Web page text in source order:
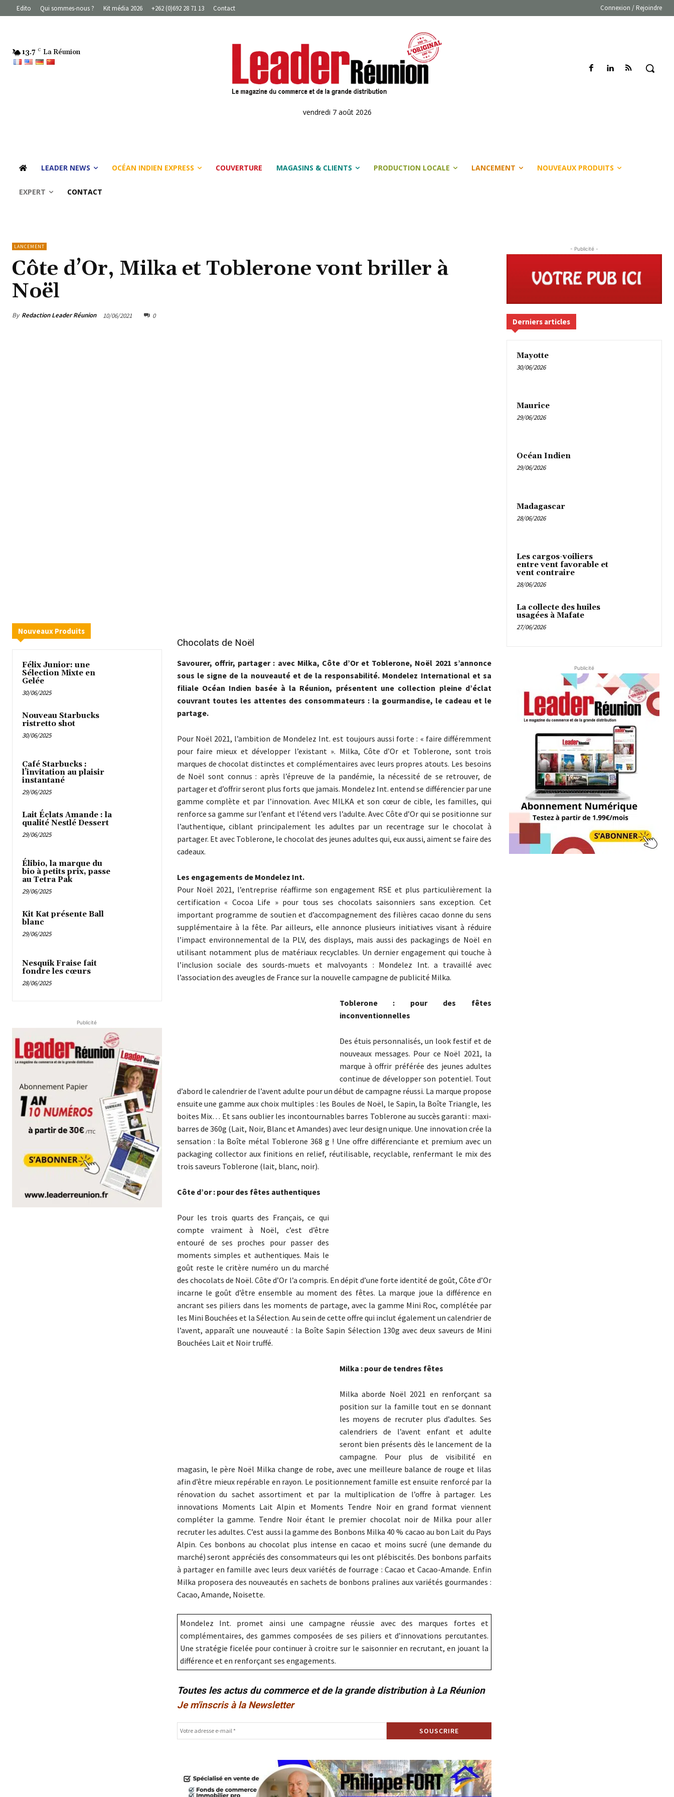
Edito Qui sommes-nous ? Kit média 2026 +262 (0)692 28 71 13 Contact Connexion / Rejoindre
13.7 C La Réunion
vendredi 7 août 2026
LEADER NEWS OCÉAN INDIEN EXPRESS COUVERTURE MAGASINS & CLIENTS PRODUCTION LOCALE LANCEMENT NOUVEAUX PRODUITS
EXPERT CONTACT
LANCEMENT
Côte d’Or, Milka et Toblerone vont briller à
Noël
By Redaction Leader Réunion 10/06/2021 0
Nouveaux Produits
Félix Junior: une
Sélection Mixte en
Gelée
30/06/2025
Nouveau Starbucks
ristretto shot
30/06/2025
Café Starbucks :
l’invitation au plaisir
instantané
29/06/2025
Lait Éclats Amande : la
qualité Nestlé Dessert
29/06/2025
Élibio, la marque du
bio à petits prix, passe
au Tetra Pak
29/06/2025
Kit Kat présente Ball
blanc
29/06/2025
Nesquik Fraise fait
fondre les cœurs
28/06/2025
Publicité
Chocolats de Noël
Savourer, offrir, partager : avec Milka, Côte d’Or et Toblerone, Noël 2021 s’annonce
sous le signe de la nouveauté et de la responsabilité. Mondelez International et sa
filiale Océan Indien basée à la Réunion, présentent une collection pleine d’éclat
couvrant toutes les attentes des consommateurs : la gourmandise, le cadeau et le
partage.
Pour Noël 2021, l’ambition de Mondelez Int. est toujours aussi forte : « faire différemment
pour faire mieux et développer l’existant ». Milka, Côte d’Or et Toblerone, sont trois
marques de chocolat distinctes et complémentaires avec leurs propres atouts. Les besoins
de Noël sont connus : après l’épreuve de la pandémie, la nécessité de se retrouver, de
partager et d’offrir seront plus forts que jamais. Mondelez Int. entend se différencier par une
gamme complète et par l’innovation. Avec MILKA et son cœur de cible, les familles, qui
renforce sa gamme sur l’enfant et l’étend vers l’adulte. Avec Côte d’Or qui se positionne sur
l’authentique, ciblant principalement les adultes par un recentrage sur le chocolat à
partager. Et avec Toblerone, le chocolat des jeunes adultes qui, eux aussi, aiment se faire des
cadeaux.
Les engagements de Mondelez Int.
Pour Noël 2021, l’entreprise réaffirme son engagement RSE et plus particulièrement la
certification « Cocoa Life » pour tous ses chocolats saisonniers sans exception. Cet
important programme de soutien et d’accompagnement des filières cacao donne du sens
supplémentaire à la fête. Par ailleurs, elle annonce plusieurs initiatives visant à réduire
l’impact environnemental de la PLV, des displays, mais aussi des packagings de Noël en
utilisant notamment plus de matériaux recyclables. Un dernier engagement qui touche à
l’inclusion sociale des sourds-muets et malvoyants : Mondelez Int. a travaillé avec
l’association des aveugles de France sur la nouvelle campagne de publicité Milka.
Toblerone : pour des fêtes
inconventionnelles
Des étuis personnalisés, un look festif et de
nouveaux messages. Pour ce Noël 2021, la
marque à offrir préférée des jeunes adultes
continue de développer son potentiel. Tout
d’abord le calendrier de l’avent adulte pour un début de campagne réussi. La marque propose
ensuite une gamme aux choix multiples : les Boules de Noël, le Sapin, la Boîte Triangle, les
boites Mix… Et sans oublier les incontournables barres Toblerone au succès garanti : maxi-
barres de 360g (Lait, Noir, Blanc et Amandes) avec leur design unique. Une innovation crée la
sensation : la Boîte métal Toblerone 368 g ! Une offre différenciante et premium avec un
packaging collector aux finitions en relief, réutilisable, recyclable, renfermant le mix des
trois saveurs Toblerone (lait, blanc, noir).
Côte d’or : pour des fêtes authentiques
Pour les trois quarts des Français, ce qui
compte vraiment à Noël, c’est d’être
entouré de ses proches pour passer des
moments simples et authentiques. Mais le
goût reste le critère numéro un du marché
des chocolats de Noël. Côte d’Or l’a compris. En dépit d’une forte identité de goût, Côte d’Or
incarne le goût d’être ensemble au moment des fêtes. La marque joue la différence en
ancrant ses piliers dans les moments de partage, avec la gamme Mini Roc, complétée par
les Mini Bouchées et la Sélection. Au sein de cette offre qui inclut également un calendrier de
l’avent, apparaît une nouveauté : la Boîte Sapin Sélection 130g avec deux saveurs de Mini
Bouchées Lait et Noir truffé.
Milka : pour de tendres fêtes
Milka aborde Noël 2021 en renforçant sa
position sur la famille tout en se donnant
les moyens de recruter plus d’adultes. Ses
calendriers de l’avent enfant et adulte
seront bien présents dès le lancement de la
campagne. Pour plus de visibilité en
magasin, le père Noël Milka change de robe, avec une meilleure balance de rouge et lilas
afin d’être mieux repérable en rayon. Le positionnement famille est ensuite renforcé par la
rénovation du sachet assortiment et par la multiplication de l’offre à partager. Les
innovations Moments Lait Alpin et Moments Tendre Noir en grand format viennent
compléter la gamme. Tendre Noir étant le premier chocolat noir de Milka pour aller
recruter les adultes. C’est aussi la gamme des Bonbons Milka 40 % cacao au bon Lait du Pays
Alpin. Ces bonbons au chocolat plus intense en cacao et moins sucré (une demande du
marché) seront appréciés des consommateurs qui les ont plébiscités. Des bonbons parfaits
à partager en famille avec leurs deux variétés de fourrage : Cacao et Cacao-Amande. Enfin
Milka proposera des nouveautés en sachets de bonbons pralines aux variétés gourmandes :
Cacao, Amande, Noisette.
Mondelez Int. promet ainsi une campagne réussie avec des marques fortes et
complémentaires, des gammes composées de ses piliers et d’innovations percutantes.
Une stratégie ficelée pour continuer à croitre sur le saisonnier en recrutant, en jouant la
différence et en renforçant ses engagements.
Toutes les actus du commerce et de la grande distribution à La Réunion
Je m'inscris à la Newsletter
- Publicité -
Derniers articles
Mayotte
30/06/2026
Maurice
29/06/2026
Océan Indien
29/06/2026
Madagascar
28/06/2026
Les cargos-voiliers
entre vent favorable et
vent contraire
28/06/2026
La collecte des huiles
usagées à Mafate
27/06/2026
Publicité